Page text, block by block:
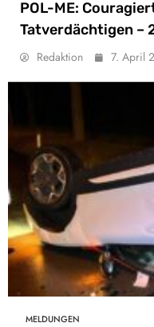
POL-ME:
Tatverdächtigen –
Redaktion 7. April
MELDUNGEN